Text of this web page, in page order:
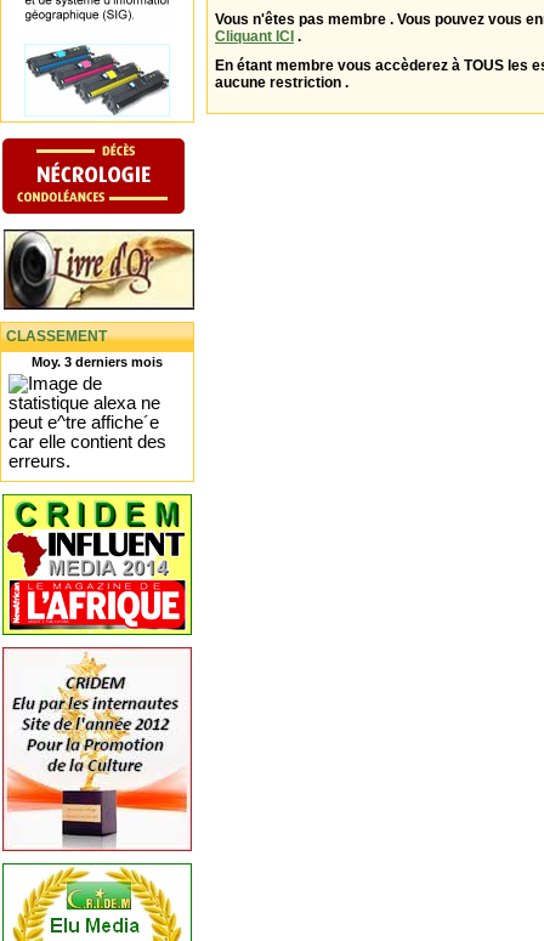
CLASSEMENT
Moy. 3 derniers mois
Vous n'êtes pas membre . Vous pouvez vous
Cliquant ICI .
En étant membre vous accèderez à TOUS les
aucune restriction .